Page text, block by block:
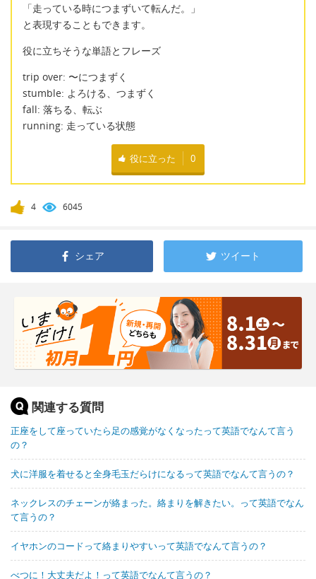
「走っている時につまずいて転んだ。」
と表現することもできます。
役に立ちそうな単語とフレーズ
trip over: 〜につまずく
stumble: よろける、つまずく
fall: 落ちる、転ぶ
running: 走っている状態
役に立った 0
4 6045
シェア ツイート
関連する質問
正座をして座っていたら足の感覚がなくなったって英語でなんて言う
の？
犬に洋服を着せると全身毛玉だらけになるって英語でなんて言うの？
ネックレスのチェーンが絡まった。絡まりを解きたい。って英語でなん
て言うの？
イヤホンのコードって絡まりやすいって英語でなんて言うの？
べつに！大丈夫だよ！って英語でなんて言うの？